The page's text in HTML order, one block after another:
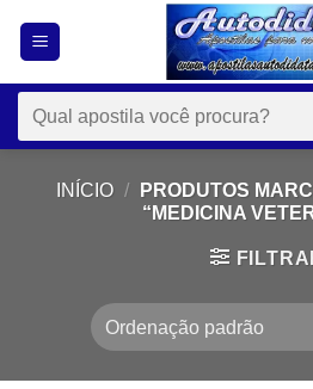
Pesquisar
por:
INÍCIO /
PRODUTOS
“MEDICINA